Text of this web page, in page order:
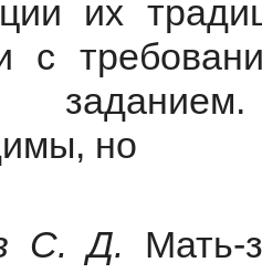
их
с
но
С. Д. Мать-